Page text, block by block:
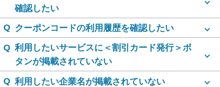
確認したい
Q クーポンコードの利用履歴を確認したい
Q 利用したいサービスに＜割引カード発行＞ボ
タンが掲載されていない
Q 利用したい企業名が掲載されていない